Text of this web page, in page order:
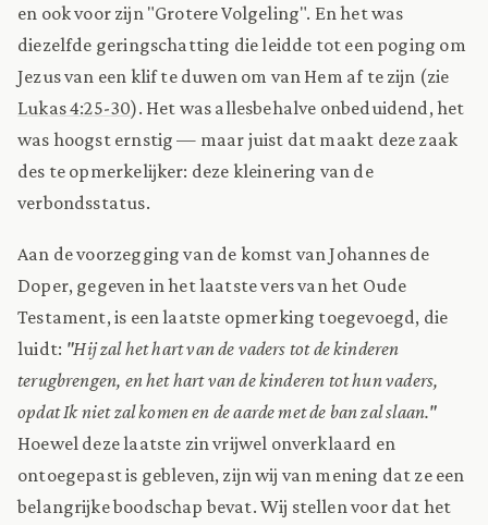
en ook voor zijn "Grotere Volgeling". En het was
diezelfde geringschatting die leidde tot een poging om
Jezus van een klif te duwen om van Hem af te zijn (zie
Lukas 4:25-30). Het was allesbehalve onbeduidend, het
was hoogst ernstig — maar juist dat maakt deze zaak
des te opmerkelijker: deze kleinering van de
verbondsstatus.
Aan de voorzegging van de komst van Johannes de
Doper, gegeven in het laatste vers van het Oude
Testament, is een laatste opmerking toegevoegd, die
luidt: "Hij zal het hart van de vaders tot de kinderen
terugbrengen, en het hart van de kinderen tot hun vaders,
opdat Ik niet zal komen en de aarde met de ban zal slaan."
Hoewel deze laatste zin vrijwel onverklaard en
ontoegepast is gebleven, zijn wij van mening dat ze een
belangrijke boodschap bevat. Wij stellen voor dat het